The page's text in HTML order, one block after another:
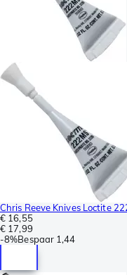
Chris Reeve Knives Loctite
€ 16,55
€ 17,99
-8%Bespaar 1,44